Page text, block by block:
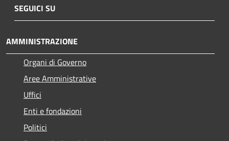
SEGUICI SU
AMMINISTRAZIONE
Organi di Governo
Aree Amministrative
Uffici
Enti e fondazioni
Politici